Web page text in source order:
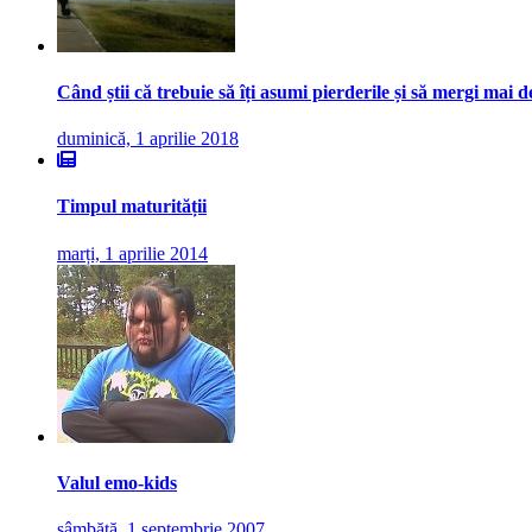
Când știi că trebuie să îți asumi pierderile și să mergi mai
duminică, 1 aprilie 2018
Timpul maturității
marți, 1 aprilie 2014
Valul emo-kids